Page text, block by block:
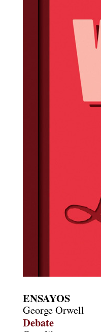
ENSAYOS
George Orwell
Debate